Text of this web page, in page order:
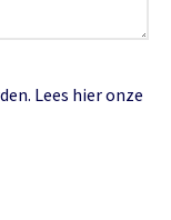
Lees hier onze